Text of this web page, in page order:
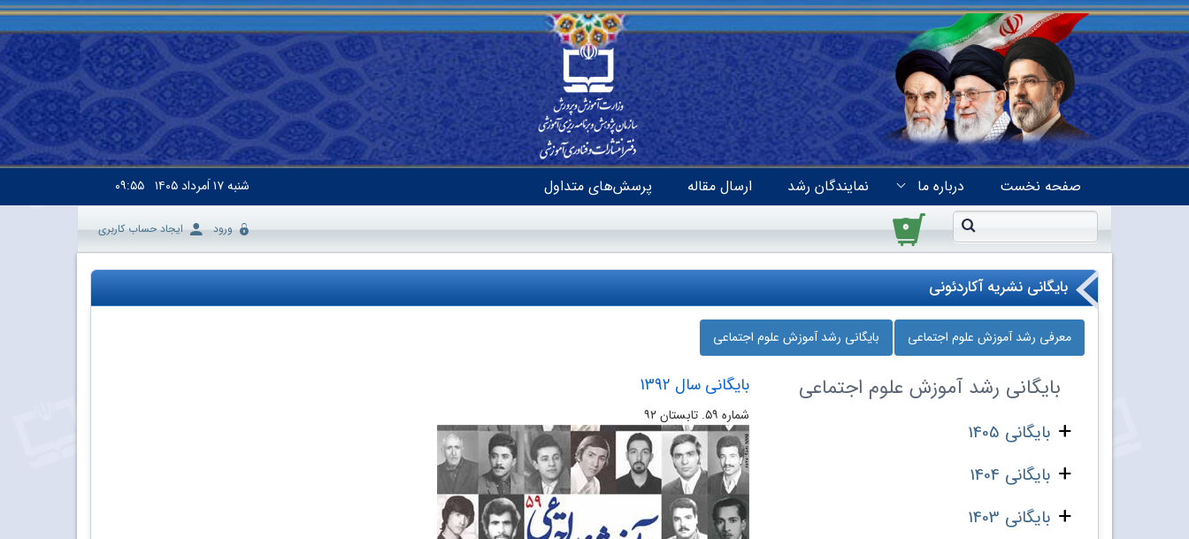
صفحه نخست درباره ما نمایندگان رشد ارسال مقاله پرسش‌های متداول شنبه۱۷ اَمرداد ۱۴۰۵ ۰۹:۵۵
۰ ورود ایجاد حساب کاربری
بایگانی نشریه آکاردئونی
معرفی رشد آموزش علوم اجتماعی بایگانی رشد آموزش علوم اجتماعی
بایگانی رشد آموزش علوم اجتماعی
بایگانی 1405
بایگانی 1404
بایگانی 1403
بایگانی سال 1392
شماره‌ ۵۹. تابستان ۹۲